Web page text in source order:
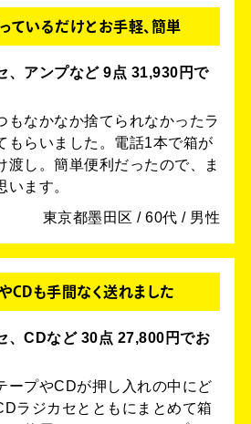
ているだけとお手軽、簡単
、アンプなど 9点 31,930円で
もなかなか捨てられなかったラ
もらいました。電話1本で箱が
渡し。簡単便利だったので、ま
ます。
東京都墨田区 / 60代 / 男性
CDも手間なく送れました
、CDなど 30点 27,800円でお
ープやCDが押し入れの中にど
ラジカセとともにまとめて箱